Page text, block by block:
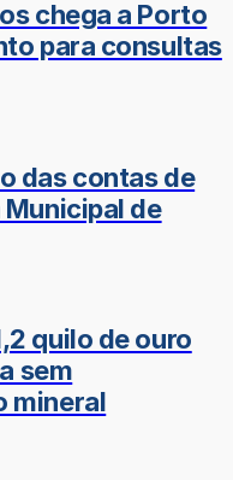
chega a Porto
para consultas
das contas de
Municipal de
quilo de ouro
sem
mineral